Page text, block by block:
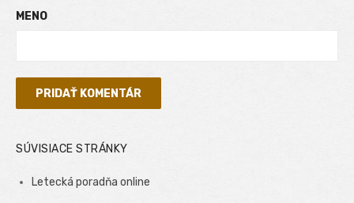
MENO
SÚVISIACE STRÁNKY
Letecká poradňa online